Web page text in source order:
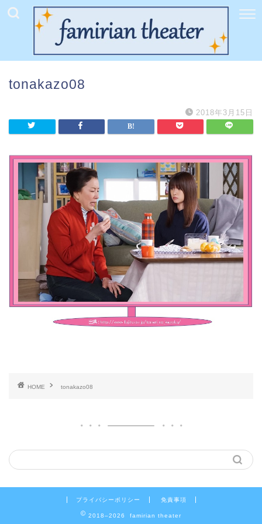
tonakazo08
2018年3月15日
HOME tonakazo08
プライバシーポリシー 免責事項
2018–2026 famirian theater